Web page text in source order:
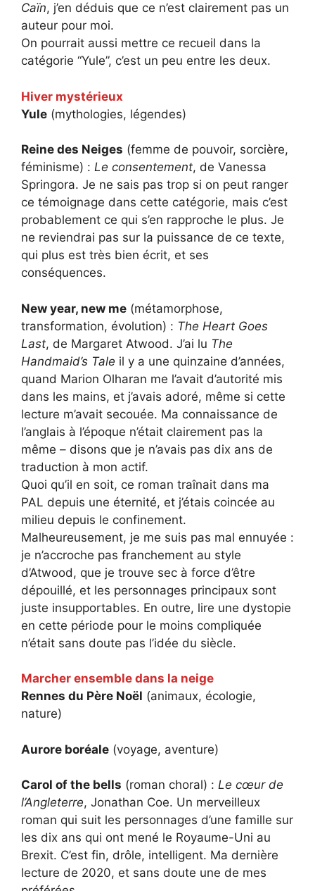
Caïn, j’en déduis que ce n’est clairement pas un
auteur pour moi.
On pourrait aussi mettre ce recueil dans la
catégorie “Yule”, c’est un peu entre les deux.
Hiver mystérieux
Yule (mythologies, légendes)
Reine des Neiges (femme de pouvoir, sorcière,
féminisme) : Le consentement, de Vanessa
Springora. Je ne sais pas trop si on peut ranger
ce témoignage dans cette catégorie, mais c’est
probablement ce qui s’en rapproche le plus. Je
ne reviendrai pas sur la puissance de ce texte,
qui plus est très bien écrit, et ses
conséquences.
New year, new me (métamorphose,
transformation, évolution) : The Heart Goes
Last, de Margaret Atwood. J’ai lu The
Handmaid’s Tale il y a une quinzaine d’années,
quand Marion Olharan me l’avait d’autorité mis
dans les mains, et j’avais adoré, même si cette
lecture m’avait secouée. Ma connaissance de
l’anglais à l’époque n’était clairement pas la
même – disons que je n’avais pas dix ans de
traduction à mon actif.
Quoi qu’il en soit, ce roman traînait dans ma
PAL depuis une éternité, et j’étais coincée au
milieu depuis le confinement.
Malheureusement, je me suis pas mal ennuyée :
je n’accroche pas franchement au style
d’Atwood, que je trouve sec à force d’être
dépouillé, et les personnages principaux sont
juste insupportables. En outre, lire une dystopie
en cette période pour le moins compliquée
n’était sans doute pas l’idée du siècle.
Marcher ensemble dans la neige
Rennes du Père Noël (animaux, écologie,
nature)
Aurore boréale (voyage, aventure)
Carol of the bells (roman choral) : Le cœur de
l’Angleterre, Jonathan Coe. Un merveilleux
roman qui suit les personnages d’une famille sur
les dix ans qui ont mené le Royaume-Uni au
Brexit. C’est fin, drôle, intelligent. Ma dernière
lecture de 2020, et sans doute une de mes